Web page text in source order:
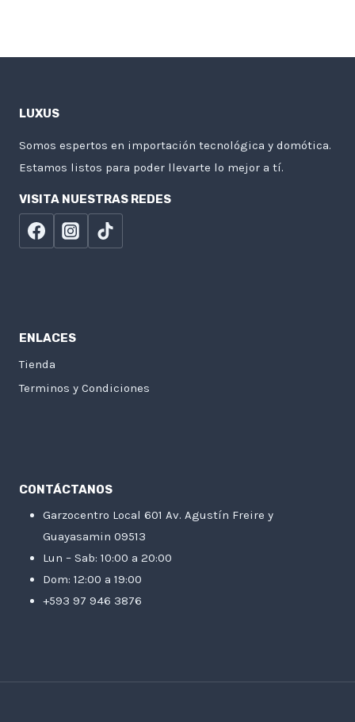
LUXUS
Somos espertos en importación tecnológica y domótica.
Estamos listos para poder llevarte lo mejor a tí.
VISITA NUESTRAS REDES
ENLACES
Tienda
Terminos y Condiciones
CONTÁCTANOS
Garzocentro Local 601 Av. Agustín Freire y
Guayasamin 09513
Lun – Sab: 10:00 a 20:00
Dom: 12:00 a 19:00
+593 97 946 3876